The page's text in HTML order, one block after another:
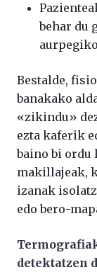
behar du
Bestalde,
banakako
«zikindu»
ezta kaferik
baino bi ordu
makillajeak,
izanak
edo bero-
detektatzen